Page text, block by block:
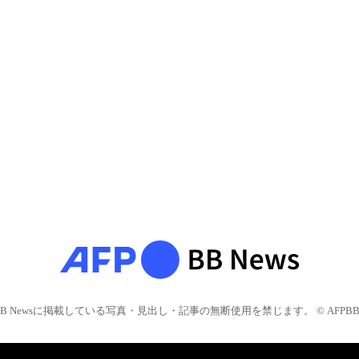
Newsに掲載している写真・見出し・記事の無断使用を禁じます。 © AFPBB